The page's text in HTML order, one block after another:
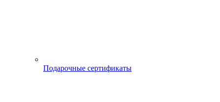
Подарочные сертификаты